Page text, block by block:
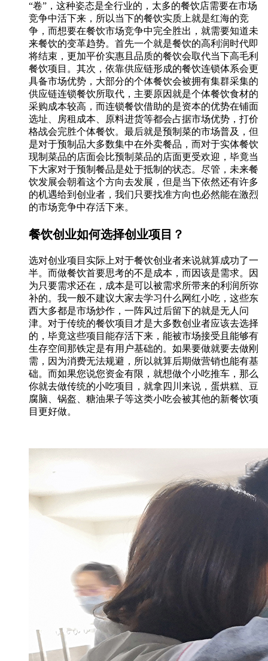
“卷”，这种姿态是全行业的，太多的餐饮店需要在市场
竞争中活下来，所以当下的餐饮实质上就是红海的竞
争，而想要在餐饮市场竞争中完全胜出，就需要知道未
来餐饮的变革趋势。首先一个就是餐饮的高利润时代即
将结束，更加平价实惠且品质的餐饮会取代当下高毛利
餐饮项目。其次，依靠供应链形成的餐饮连锁体系会更
具备市场优势，大部分的个体餐饮会被拥有集群采集的
供应链连锁餐饮所取代，主要原因就是个体餐饮食材的
采购成本较高，而连锁餐饮借助的是资本的优势在铺面
选址、房租成本、原料进货等都会占据市场优势，打价
格战会完胜个体餐饮。最后就是预制菜的市场普及，但
是对于预制品大多数集中在外卖餐品，而对于实体餐饮
现制菜品的店面会比预制菜品的店面更受欢迎，毕竟当
下大家对于预制餐品是处于抵制的状态。尽管，未来餐
饮发展会朝着这个方向去发展，但是当下依然还有许多
的机遇给到创业者，我们只要找准方向也必然能在激烈
的市场竞争中存活下来。
餐饮创业如何选择创业项目？
选对创业项目实际上对于餐饮创业者来说就算成功了一
半。而做餐饮首要思考的不是成本，而因该是需求。因
为只要需求还在，成本是可以被需求所带来的利润所弥
补的。我一般不建议大家去学习什么网红小吃，这些东
西大多都是市场炒作，一阵风过后留下的就是无人问
津。对于传统的餐饮项目才是大多数创业者应该去选择
的，毕竟这些项目能存活下来，能被市场接受且能够有
生存空间那铁定是有用户基础的。如果要做就要去做刚
需，因为消费无法规避，所以就算后期做营销也能有基
础。而如果您说您资金有限，就想做个小吃推车，那么
你就去做传统的小吃项目，就拿四川来说，蛋烘糕、豆
腐脑、锅盔、糖油果子等这类小吃会被其他的新餐饮项
目更好做。